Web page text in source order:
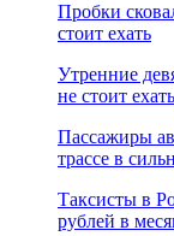
Пробки
стоит ехать
Утренние
не стоит ехать
Пассажиры
трассе в
Таксисты в
рублей в